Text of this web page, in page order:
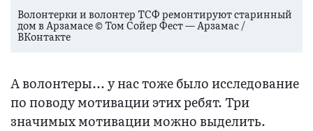
Волонтерки и волонтер ТСФ ремонтируют старинный
дом в Арзамасе © Том Сойер Фест — Арзамас /
ВКонтакте
А волонтеры... у нас тоже было исследование
по поводу мотивации этих ребят. Три
значимых мотивации можно выделить.